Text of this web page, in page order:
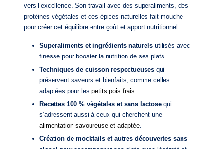
vers l’excellence. Son travail avec des superaliments, des
protéines végétales et des épices naturelles fait mouche
pour créer cet équilibre entre goût et apport nutritionnel.
Superaliments et ingrédients naturels utilisés avec
finesse pour booster la nutrition de ses plats.
Techniques de cuisson respectueuses qui
préservent saveurs et bienfaits, comme celles
adaptées pour les petits pois frais
Recettes 100 % végétales et sans lactose qui
s’adressent aussi à ceux qui cherchent une
alimentation savoureuse et adaptée
Création de mocktails et autres découvertes sans